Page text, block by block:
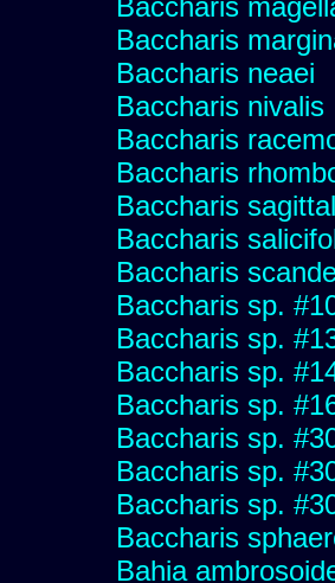
Baccharis
Baccharis
Baccharis neaei
Baccharis nivalis
Baccharis
Baccharis
Baccharis
Baccharis
Baccharis
Baccharis sp.
Baccharis sp.
Baccharis sp.
Baccharis sp.
Baccharis sp.
Baccharis sp.
Baccharis sp.
Baccharis
Bahia